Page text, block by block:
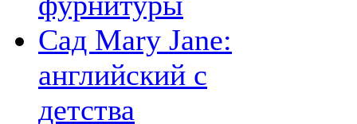
Сад Mary Jane:
английский с
детства